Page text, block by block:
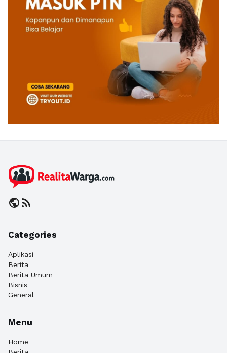
publicrss_feed
Categories
Aplikasi
Berita
Berita Umum
Bisnis
General
Menu
Home